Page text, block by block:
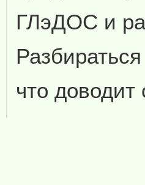
ГЛэДОС и
что